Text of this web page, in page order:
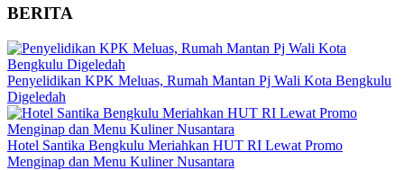
BERITA
Penyelidikan KPK Meluas, Rumah Mantan Pj Wali Kota Bengkulu
Digeledah
Hotel Santika Bengkulu Meriahkan HUT RI Lewat Promo
Menginap dan Menu Kuliner Nusantara